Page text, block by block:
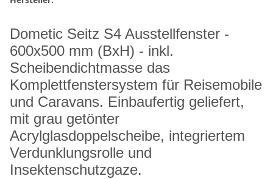
Dometic Seitz S4 Ausstellfenster -
600x500 mm (BxH) - inkl.
Scheibendichtmasse das
Komplettfenstersystem für Reisemobile
und Caravans. Einbaufertig geliefert,
mit grau getönter
Acrylglasdoppelscheibe, integriertem
Verdunklungsrolle und
Insektenschutzgaze.